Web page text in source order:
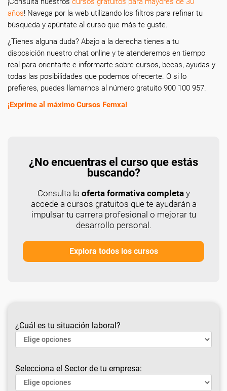
años! Navega por la web utilizando los filtros para refinar tu
búsqueda y apúntate al curso que más te guste.
¿Tienes alguna duda? Abajo a la derecha tienes a tu
disposición nuestro chat online y te atenderemos en tiempo
real para orientarte e informarte sobre cursos, becas, ayudas y
todas las posibilidades que podemos ofrecerte. O si lo
prefieres, puedes llamarnos al número gratuito 900 100 957.
¡Exprime al máximo Cursos Femxa!
¿No encuentras el curso que estás
buscando?
Consulta la oferta formativa completay
accede a cursos gratuitos que te ayudarán a
impulsar tu carrera profesional o mejorar tu
desarrollo personal.
Explora todos los cursos
¿Cuál es tu situación laboral?
Selecciona el Sector de tu empresa: